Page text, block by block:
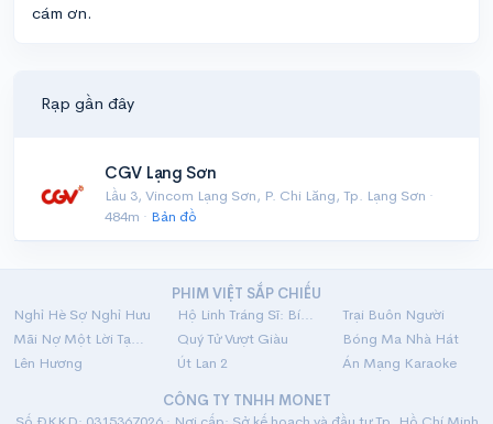
cám ơn.
Rạp gần đây
CGV Lạng Sơn
Lầu 3, Vincom Lạng Sơn, P. Chi Lăng, Tp. Lạng Sơn ·
484m · Bản đồ
PHIM VIỆT SẮP CHIẾU
Nghỉ Hè Sợ Nghỉ Hưu
Hộ Linh Tráng Sĩ: Bí Ẩn Mộ Vua Đinh
Trại Buôn Người
Mãi Nợ Một Lời Tạm Biệt
Quý Tử Vượt Giàu
Bóng Ma Nhà Hát
Lên Hương
Út Lan 2
Án Mạng Karaoke
CÔNG TY TNHH MONET